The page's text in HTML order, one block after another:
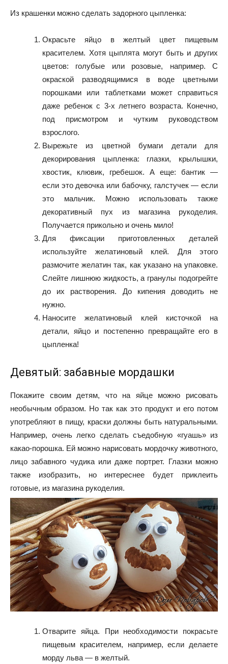
Из крашенки можно сделать задорного цыпленка:
Окрасьте яйцо в желтый цвет пищевым
красителем. Хотя цыплята могут быть и других
цветов: голубые или розовые, например. С
окраской разводящимися в воде цветными
порошками или таблетками может справиться
даже ребенок с 3-х летнего возраста. Конечно,
под присмотром и чутким руководством
взрослого.
Вырежьте из цветной бумаги детали для
декорирования цыпленка: глазки, крылышки,
хвостик, клювик, гребешок. А еще: бантик —
если это девочка или бабочку, галстучек — если
это мальчик. Можно использовать также
декоративный пух из магазина рукоделия.
Получается прикольно и очень мило!
Для фиксации приготовленных деталей
используйте желатиновый клей. Для этого
размочите желатин так, как указано на упаковке.
Слейте лишнюю жидкость, а гранулы подогрейте
до их растворения. До кипения доводить не
нужно.
Наносите желатиновый клей кисточкой на
детали, яйцо и постепенно превращайте его в
цыпленка!
Девятый: забавные мордашки
Покажите своим детям, что на яйце можно рисовать
необычным образом. Но так как это продукт и его потом
употребляют в пищу, краски должны быть натуральными.
Например, очень легко сделать съедобную «гуашь» из
какао-порошка. Ей можно нарисовать мордочку животного,
лицо забавного чудика или даже портрет. Глазки можно
также изобразить, но интереснее будет приклеить
готовые, из магазина рукоделия.
Отварите яйца. При необходимости покрасьте
пищевым красителем, например, если делаете
морду льва — в желтый.